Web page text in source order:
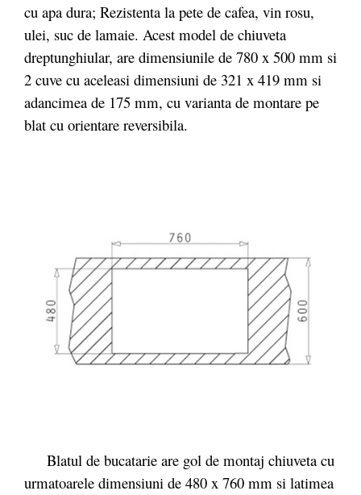
cu apa dura; Rezistenta la pete de cafea, vin rosu,
ulei, suc de lamaie. Acest model de chiuveta
dreptunghiular, are dimensiunile de 780 x 500 mm si
2 cuve cu aceleasi dimensiuni de 321 x 419 mm si
adancimea de 175 mm, cu varianta de montare pe
blat cu orientare reversibila.
Blatul de bucatarie are gol de montaj chiuveta cu
urmatoarele dimensiuni de 480 x 760 mm si latimea